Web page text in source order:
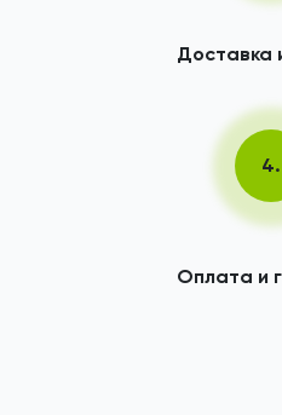
Доставка
4.
Оплата и